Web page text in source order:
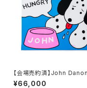
【会場売約済】John
画E 「HUNGRY!」
¥66,000